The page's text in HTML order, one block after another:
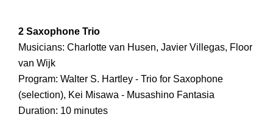
2 Saxophone Trio
Musicians: Charlotte van Husen, Javier Villegas, Floor
van Wijk
Program: Walter S. Hartley - Trio for Saxophone
(selection), Kei Misawa - Musashino Fantasia
Duration: 10 minutes